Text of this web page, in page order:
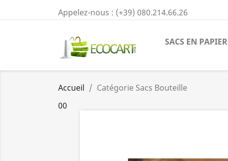
Appelez-nous : (+39) 080.214.66.26
SACS EN PAPIER
Accueil
Catégorie Sacs Bouteille
00